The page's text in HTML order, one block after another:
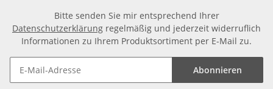
Bitte senden Sie mir entsprechend Ihrer
Datenschutzerklärung regelmäßig und jederzeit widerruflich
Informationen zu Ihrem Produktsortiment per E-Mail zu.
Abonnieren